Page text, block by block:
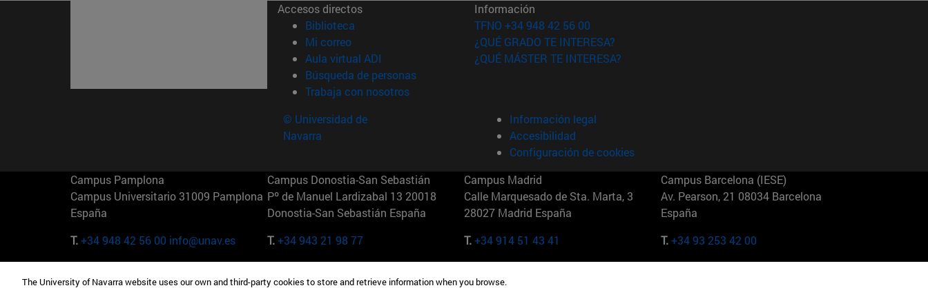
Accesos directos
Biblioteca (abre en nueva ventana)
Mi correo(abre en nueva ventana)
Aula virtual ADI (abre en nueva ventana)
Búsqueda de personas(abre en nueva ventana)
Trabaja con nosotros(abre en nueva ventana)
Información
TFNO +34 948 42 56 00
¿QUÉ GRADO TE INTERESA?
¿QUÉ MÁSTER TE INTERESA?
© Universidad de
Navarra
Información legal
Accesibilidad
Configuración de cookies
Campus Pamplona
Campus Universitario 31009 Pamplona
España
T.+34 948 42 56 00 info@unav.es
Campus Donostia-San Sebastián
Pº de Manuel Lardizabal 13 20018
Donostia-San Sebastián España
T.+34 943 21 98 77
Campus Madrid
Calle Marquesado de Sta. Marta, 3
28027 Madrid España
T.+34 914 51 43 41
Campus Barcelona (IESE)
Av. Pearson, 21 08034 Barcelona
España
T.+34 93 253 42 00
Camino del Cerro Águila 3 28023
165 W 57th St 10019-2201 Nueva York Maria-Theresia-Straße 15 81675
The University of Navarra website uses our own and third-party cookies to store and retrieve information when you browse.